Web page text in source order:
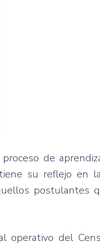
de
su reflejo en
postulantes
del